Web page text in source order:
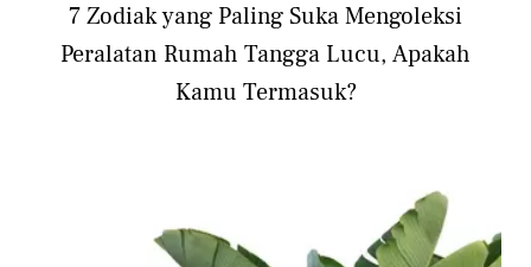
7 Zodiak yang Paling Suka Mengoleksi
Peralatan Rumah Tangga Lucu, Apakah
Kamu Termasuk?